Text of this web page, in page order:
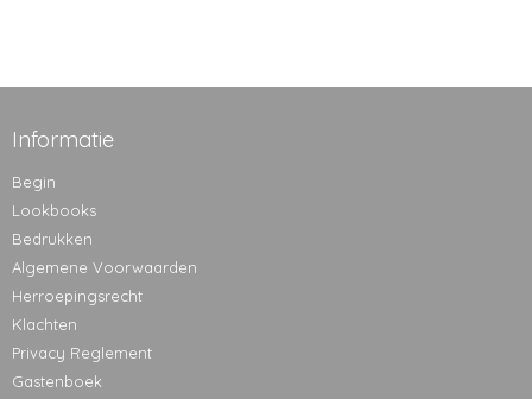
Informatie
Begin
Lookbooks
Bedrukken
Algemene Voorwaarden
Herroepingsrecht
Klachten
Privacy Reglement
Gastenboek